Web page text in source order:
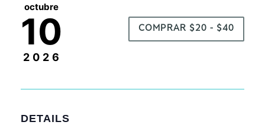
octubre
10
2026
COMPRAR $20 - $40
DETAILS